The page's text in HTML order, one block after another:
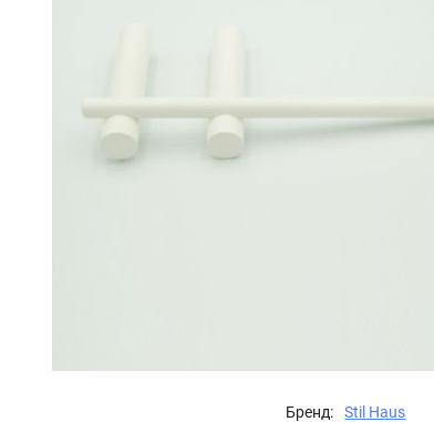
Бренд: Stil Haus